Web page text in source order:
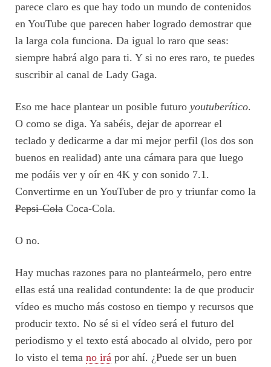
parece claro es que hay todo un mundo de contenidos
en YouTube que parecen haber logrado demostrar que
la larga cola funciona. Da igual lo raro que seas:
siempre habrá algo para ti. Y si no eres raro, te puedes
suscribir al canal de Lady Gaga.
Eso me hace plantear un posible futuro youtuberítico.
O como se diga. Ya sabéis, dejar de aporrear el
teclado y dedicarme a dar mi mejor perfil (los dos son
buenos en realidad) ante una cámara para que luego
me podáis ver y oír en 4K y con sonido 7.1.
Convertirme en un YouTuber de pro y triunfar como la
Pepsi-Cola Coca-Cola.
O no.
Hay muchas razones para no planteármelo, pero entre
ellas está una realidad contundente: la de que producir
vídeo es mucho más costoso en tiempo y recursos que
producir texto. No sé si el vídeo será el futuro del
periodismo y el texto está abocado al olvido, pero por
lo visto el tema no irá por ahí. ¿Puede ser un buen